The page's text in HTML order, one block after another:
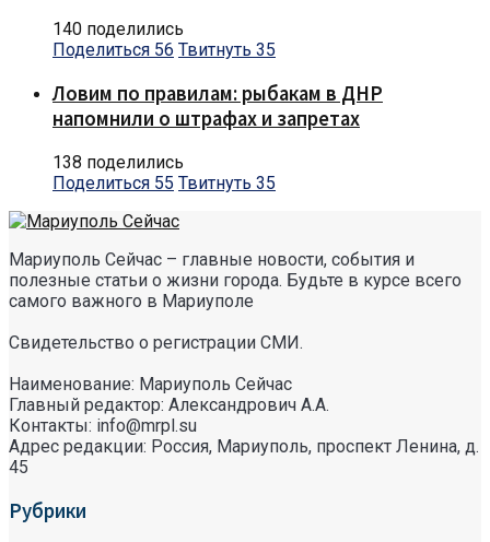
140 поделились
Поделиться 56 Твитнуть 35
Ловим по правилам: рыбакам в ДНР
напомнили о штрафах и запретах
138 поделились
Поделиться 55 Твитнуть 35
Мариуполь Сейчас – главные новости, события и
полезные статьи о жизни города. Будьте в курсе всего
самого важного в Мариуполе
Свидетельство о регистрации СМИ.
Наименование: Мариуполь Сейчас
Главный редактор: Александрович А.А.
Контакты: info@mrpl.su
Адрес редакции: Россия, Мариуполь, проспект Ленина, д.
45
Рубрики